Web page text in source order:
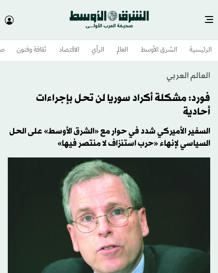
الرئيسية الشرق الأوسط​ العالم الرأي الاقتصاد ثقافة وفنون
العالم العربي
فورد: مشكلة أكراد سوريا لن تحل بإجراءات
أحادية
السفير الأميركي شدد في حوار مع «الشرق الأوسط» على الحل
السياسي لإنهاء «حرب استنزاف لا منتصر فيها»